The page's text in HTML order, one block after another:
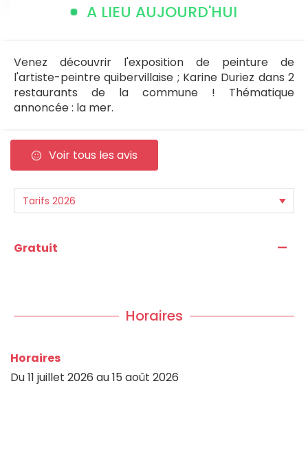
A LIEU AUJOURD'HUI
Venez découvrir l'exposition de peinture de
l'artiste-peintre quibervillaise ; Karine Duriez dans 2
restaurants de la commune ! Thématique
annoncée : la mer.
Voir tous les avis
Gratuit —
Horaires
Horaires
Du11 juillet 2026 au15 août 2026